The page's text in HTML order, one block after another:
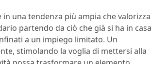
in una tendenza più ampia che valorizza
partendo da ciò che già si ha in casa
a un impiego limitato. Un
stimolando la voglia di mettersi alla